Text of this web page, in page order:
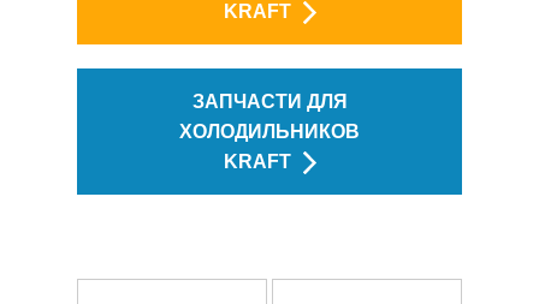
KRAFT
ЗАПЧАСТИ ДЛЯ
ХОЛОДИЛЬНИКОВ
KRAFT